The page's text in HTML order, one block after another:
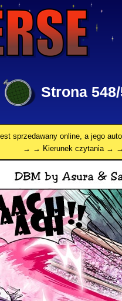
Strona
sprzedawany online, a jego
→ → Kierunek czytania → →